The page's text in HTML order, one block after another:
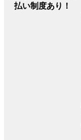
払い制度あり！